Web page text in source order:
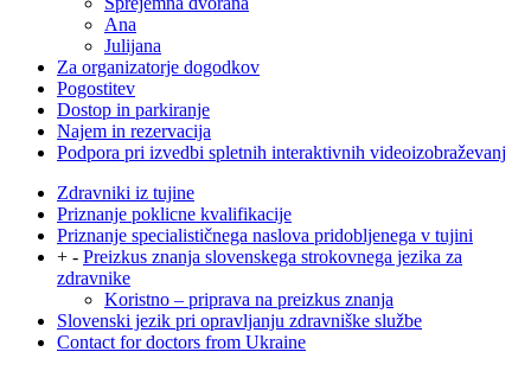
Ana
Julijana
Za organizatorje dogodkov
Pogostitev
Dostop in parkiranje
Najem in rezervacija
Podpora pri izvedbi spletnih interaktivnih videoizobraževanj
Zdravniki iz tujine
Priznanje poklicne kvalifikacije
Priznanje specialističnega naslova pridobljenega v tujini
+ - Preizkus znanja slovenskega strokovnega jezika za
zdravnike
Koristno – priprava na preizkus znanja
Slovenski jezik pri opravljanju zdravniške službe
Contact for doctors from Ukraine